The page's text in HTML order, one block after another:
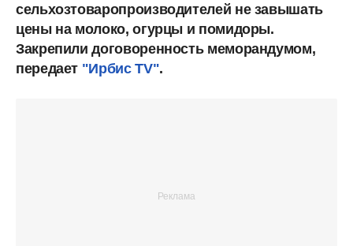
сельхозтоваропроизводителей не завышать
цены на молоко, огурцы и помидоры.
Закрепили договоренность меморандумом,
передает "Ирбис TV".